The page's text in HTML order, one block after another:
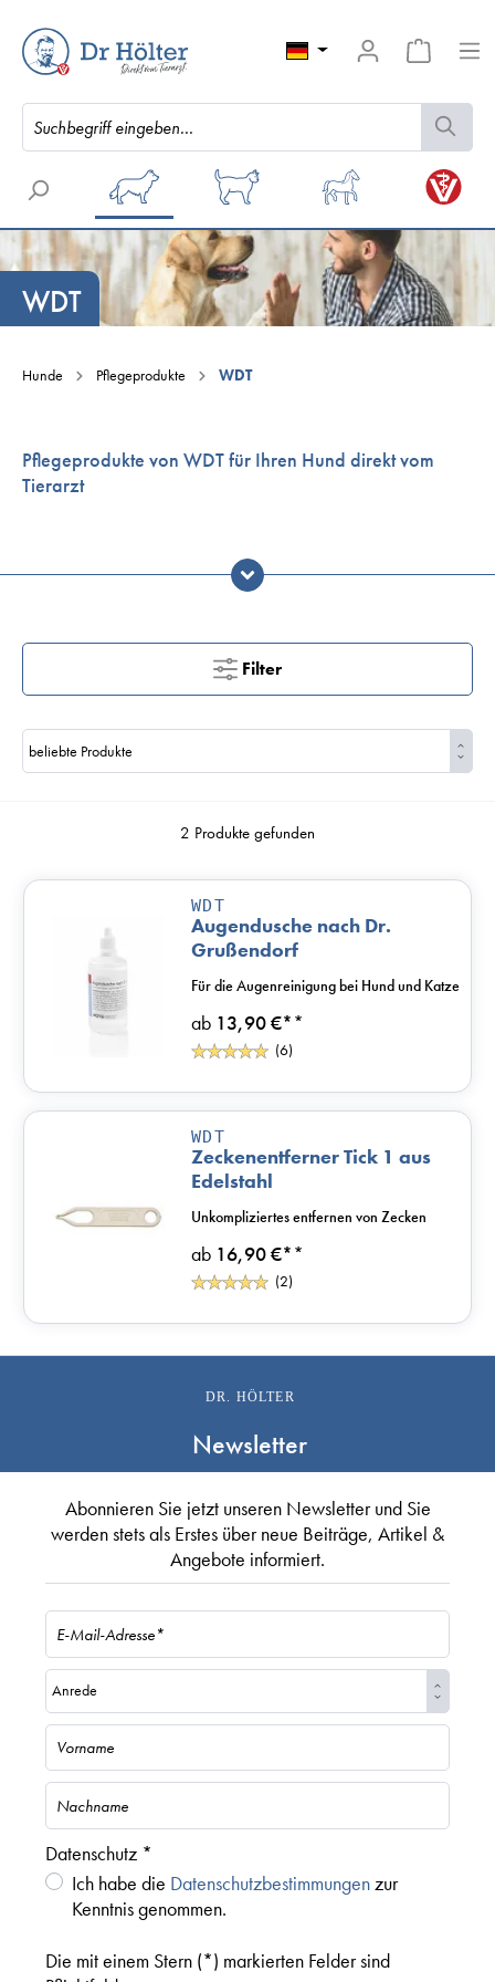
WDT
Hunde Pflegeprodukte WDT
Pflegeprodukte von WDT für Ihren Hund direkt vom
Tierarzt
Filter
2 Produkte gefunden
WDT
Augendusche nach Dr.
Grußendorf
ab 13,90 €**
Für die Augenreinigung bei Hund und Katze
(6)
WDT
Zeckenentferner Tick 1 aus
Edelstahl
ab 16,90 €**
Unkompliziertes entfernen von Zecken
(2)
DR. HÖLTER
Newsletter
Abonnieren Sie jetzt unseren Newsletter und Sie
werden stets als Erstes über neue Beiträge, Artikel &
Angebote informiert.
Datenschutz *
Ich habe die Datenschutzbestimmungenzur
Kenntnis genommen.
Die mit einem Stern (*) markierten Felder sind